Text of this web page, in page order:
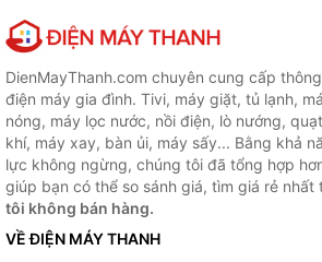
DienMayThanh.com chuyên cung cấp
điện máy gia đình. Tivi, máy giặt, tủ lạnh,
nóng, máy lọc nước, nồi điện, lò nướng,
khí, máy xay, bàn ủi, máy sấy... Bằng khả
lực không ngừng, chúng tôi đã tổng hợp
giúp bạn có thể so sánh giá, tìm giá rẻ nhất
tôi không bán hàng.
VỀ ĐIỆN MÁY THANH